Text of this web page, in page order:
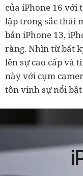
của iPhone 16 với
lập trong sắc thái
bản iPhone 13,
ràng. Nhìn từ bất
lên sự cao cấp và
này với cụm
tôn vinh sự nổi bật